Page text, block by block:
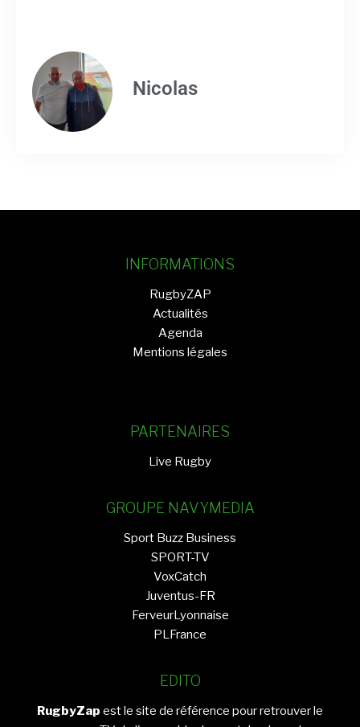
Nicolas
EDITO
RugbyZap est le site de référence pour retrouver le
INFORMATIONS
RugbyZAP
Actualités
Agenda
Mentions légales
PARTENAIRES
Live Rugby
GROUPE NAVYMEDIA
Sport Buzz Business
SPORT-TV
VoxCatch
Juventus-FR
FerveurLyonnaise
PLFrance